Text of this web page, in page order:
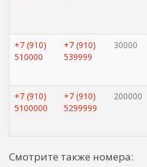
+7 (910)
510000
+7 (910)
539999
30000
+7 (910)
5100000
+7 (910)
5299999
200000
Смотрите также номера: